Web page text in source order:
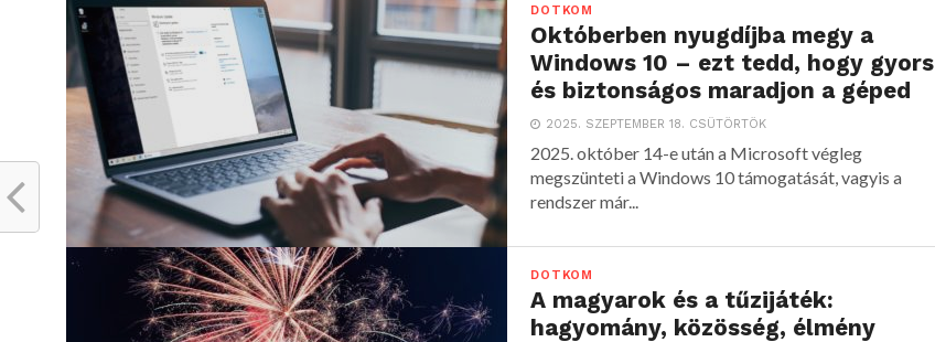
DOTKOM
Októberben nyugdíjba megy a
Windows 10 – ezt tedd, hogy gyors
és biztonságos maradjon a géped
2025. SZEPTEMBER 18. CSÜTÖRTÖK
2025. október 14-e után a Microsoft végleg
megszünteti a Windows 10 támogatását, vagyis a
rendszer már...
DOTKOM
A magyarok és a tűzijáték:
hagyomány, közösség, élmény